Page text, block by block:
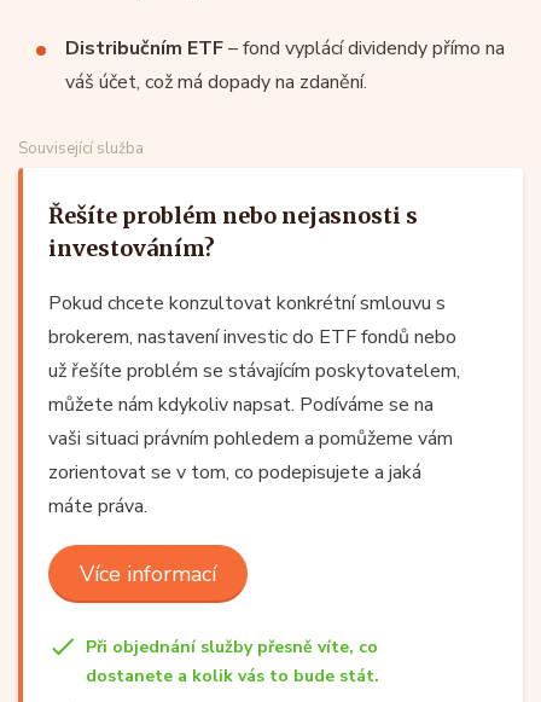
Distribučním ETF– fond vyplácí dividendy přímo na
váš účet, což má dopady na zdanění.
Související služba
Řešíte problém nebo nejasnosti s
investováním?
Pokud chcete konzultovat konkrétní smlouvu s
brokerem, nastavení investic do ETF fondů nebo
už řešíte problém se stávajícím poskytovatelem,
můžete nám kdykoliv napsat. Podíváme se na
vaši situaci právním pohledem a pomůžeme vám
zorientovat se v tom, co podepisujete a jaká
máte práva.
Více informací
Při objednání služby přesně víte, co
dostanete a kolik vás to bude stát.